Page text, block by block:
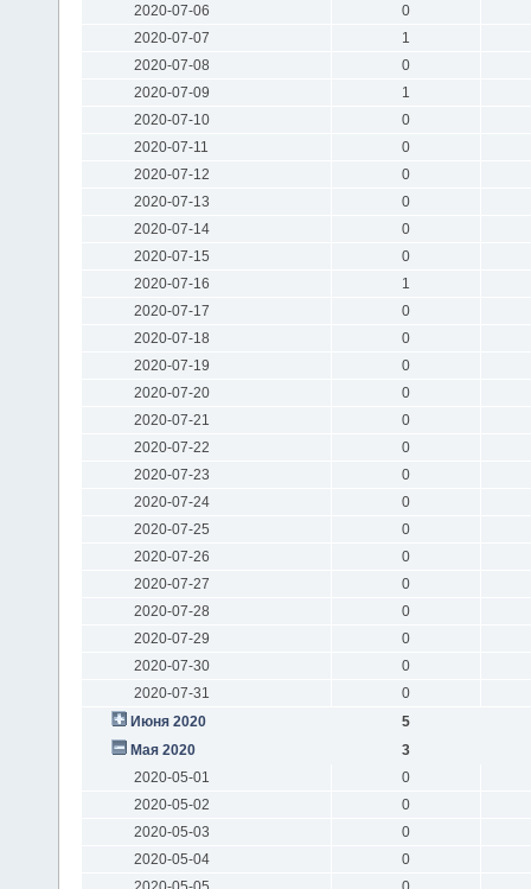
2020-07-06
0
2020-07-07
1
2020-07-08
0
2020-07-09
1
2020-07-10
0
2020-07-11
0
2020-07-12
0
2020-07-13
0
2020-07-14
0
2020-07-15
0
2020-07-16
1
2020-07-17
0
2020-07-18
0
2020-07-19
0
2020-07-20
0
2020-07-21
0
2020-07-22
0
2020-07-23
0
2020-07-24
0
2020-07-25
0
2020-07-26
0
2020-07-27
0
2020-07-28
0
2020-07-29
0
2020-07-30
0
2020-07-31
0
Июня 2020
5
Мая 2020
3
2020-05-01
0
2020-05-02
0
2020-05-03
0
2020-05-04
0